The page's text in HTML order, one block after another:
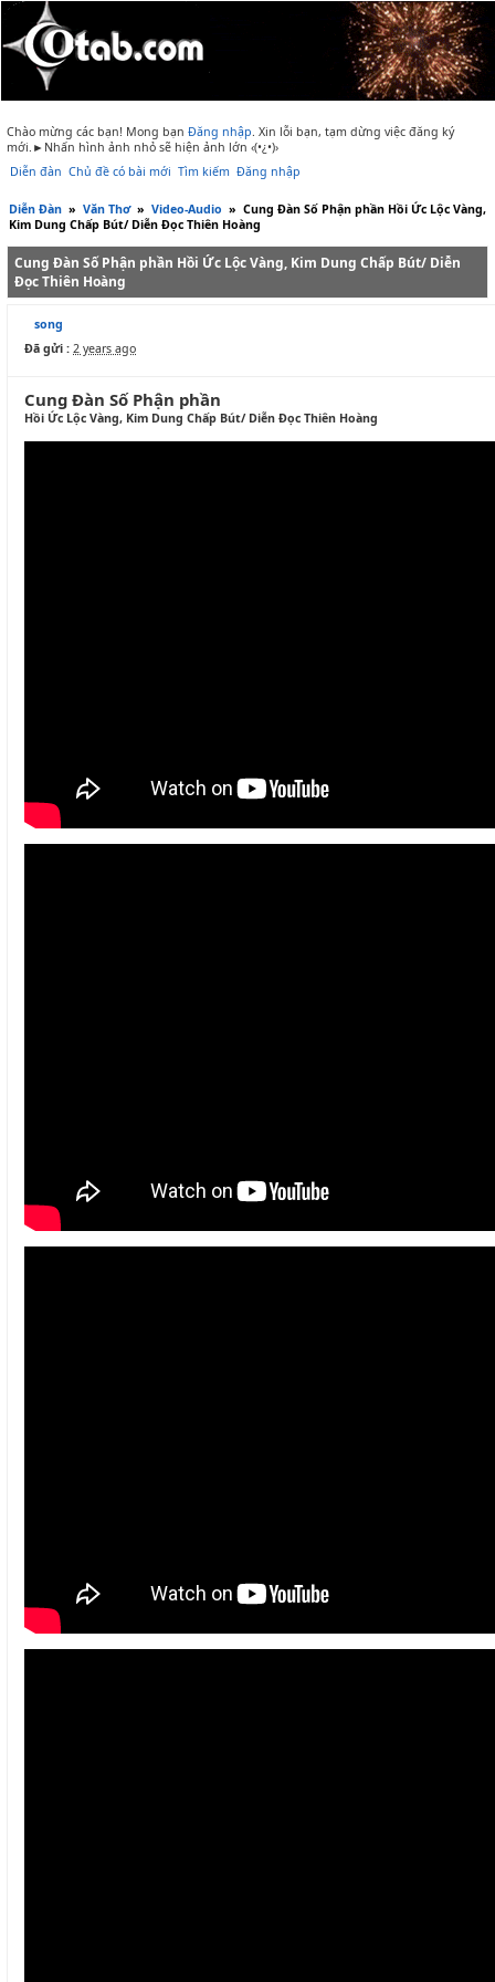
Chào mừng các bạn! Mong bạn Đăng nhập. Xin lỗi bạn, tạm dừng việc đăng ký
mới.►Nhấn hình ảnh nhỏ sẽ hiện ảnh lớn ‹(•¿•)›
Diễn đàn Chủ đề có bài mới Tìm kiếm Đăng nhập
Diễn Đàn » Văn Thơ » Video-Audio » Cung Đàn Số Phận phần Hồi Ức Lộc Vàng,
Kim Dung Chấp Bút/ Diễn Đọc Thiên Hoàng
Cung Đàn Số Phận phần Hồi Ức Lộc Vàng, Kim Dung Chấp Bút/ Diễn
Đọc Thiên Hoàng
song
Đã gửi : 2 years ago
Cung Đàn Số Phận phần
Hồi Ức Lộc Vàng, Kim Dung Chấp Bút/ Diễn Đọc Thiên Hoàng